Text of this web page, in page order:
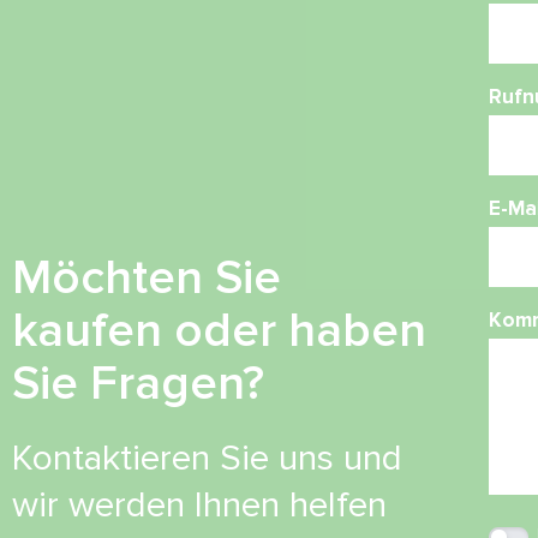
Möchten Sie
kaufen oder haben
Sie Fragen?
Kontaktieren Sie uns und
wir werden Ihnen helfen
E-